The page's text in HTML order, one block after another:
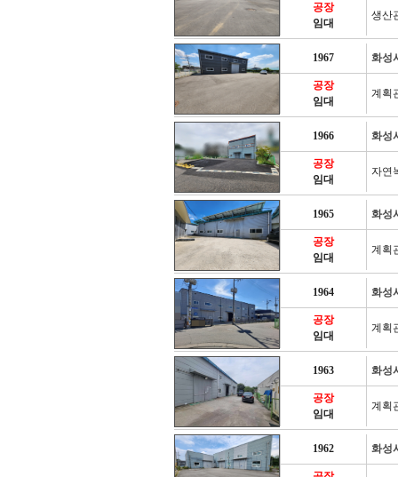
공장
임대
생산
1967 화성
공장
임대
계획
1966 화성
공장
임대
자연
1965 화성
공장
임대
계획
1964 화성
공장
임대
계획
1963 화성
공장
임대
계획
1962 화성